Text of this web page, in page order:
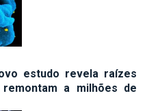
estudo revela raízes
a milhões de